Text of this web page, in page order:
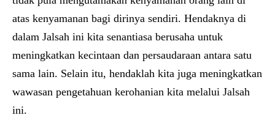
atas kenyamanan bagi dirinya sendiri. Hendaknya di
dalam Jalsah ini kita senantiasa berusaha untuk
meningkatkan kecintaan dan persaudaraan antara satu
sama lain. Selain itu, hendaklah kita juga meningkatkan
wawasan pengetahuan kerohanian kita melalui Jalsah
ini.